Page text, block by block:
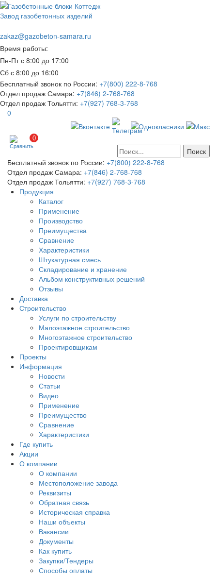
Завод газобетонных изделий
zakaz@gazobeton-samara.ru
Время работы:
Пн-Пт с 8:00 до 17:00
Сб с 8:00 до 16:00
Бесплатный звонок по России: +7(800) 222-8-768
Отдел продаж Самара: +7(846) 2-768-768
Отдел продаж Тольятти: +7(927) 768-3-768
0
0
Бесплатный звонок по России: +7(800) 222-8-768
Отдел продаж Самара: +7(846) 2-768-768
Отдел продаж Тольятти: +7(927) 768-3-768
Продукция
Каталог
Применение
Производство
Преимущества
Сравнение
Характеристики
Штукатурная смесь
Складирование и хранение
Альбом конструктивных решений
Отзывы
Доставка
Строительство
Услуги по строительству
Малоэтажное строительство
Многоэтажное строительство
Проектировщикам
Проекты
Информация
Новости
Статьи
Видео
Применение
Преимущество
Сравнение
Характеристики
Где купить
Акции
О компании
О компании
Местоположение завода
Реквизиты
Обратная связь
Историческая справка
Наши объекты
Вакансии
Документы
Как купить
Закупки/Тендеры
Способы оплаты